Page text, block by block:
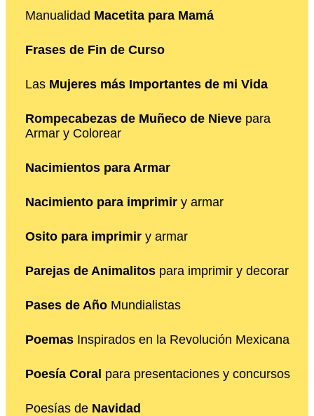
Manualidad Macetita para Mamá
Frases de Fin de Curso
Las Mujeres más Importantes de mi Vida
Rompecabezas de Muñeco de Nieve para
Armar y Colorear
Nacimientos para Armar
Nacimiento para imprimir y armar
Osito para imprimir y armar
Parejas de Animalitos para imprimir y decorar
Pases de Año Mundialistas
Poemas Inspirados en la Revolución Mexicana
Poesía Coral para presentaciones y concursos
Poesías de Navidad